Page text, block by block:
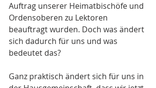
Auftrag unserer Heimatbischöfe und
Ordensoberen zu Lektoren
beauftragt wurden. Doch was ändert
sich dadurch für uns und was
bedeutet das?
Ganz praktisch ändert sich für uns in